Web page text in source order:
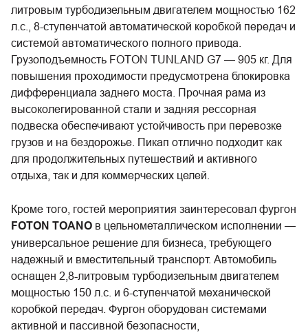
литровым турбодизельным двигателем мощностью 162
л.с., 8-ступенчатой автоматической коробкой передач и
системой автоматического полного привода.
Грузоподъемность FOTON TUNLAND G7 — 905 кг. Для
повышения проходимости предусмотрена блокировка
дифференциала заднего моста. Прочная рама из
высоколегированной стали и задняя рессорная
подвеска обеспечивают устойчивость при перевозке
грузов и на бездорожье. Пикап отлично подходит как
для продолжительных путешествий и активного
отдыха, так и для коммерческих целей.
Кроме того, гостей мероприятия заинтересовал фургон
FOTON TOANO в цельнометаллическом исполнении —
универсальное решение для бизнеса, требующего
надежный и вместительный транспорт. Автомобиль
оснащен 2,8-литровым турбодизельным двигателем
мощностью 150 л.с. и 6-ступенчатой механической
коробкой передач. Фургон оборудован системами
активной и пассивной безопасности,